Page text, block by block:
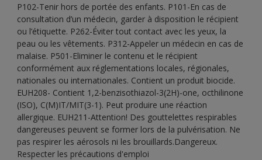
P102-Tenir hors de portée des enfants. P101-En cas de
consultation d’un médecin, garder à disposition le récipient
ou l’étiquette. P262-Éviter tout contact avec les yeux, la
peau ou les vêtements. P312-Appeler un médecin en cas de
malaise. P501-Eliminer le contenu et le récipient
conformément aux réglementations locales, régionales,
nationales ou internationales. Contient un produit biocide.
EUH208- Contient 1,2-benzisothiazol-3(2H)-one, octhilinone
(ISO), C(M)IT/MIT(3-1). Peut produire une réaction
allergique. EUH211-Attention! Des gouttelettes respirables
dangereuses peuvent se former lors de la pulvérisation. Ne
pas respirer les aérosols ni les brouillards.Dangereux.
Respecter les précautions d'emploi